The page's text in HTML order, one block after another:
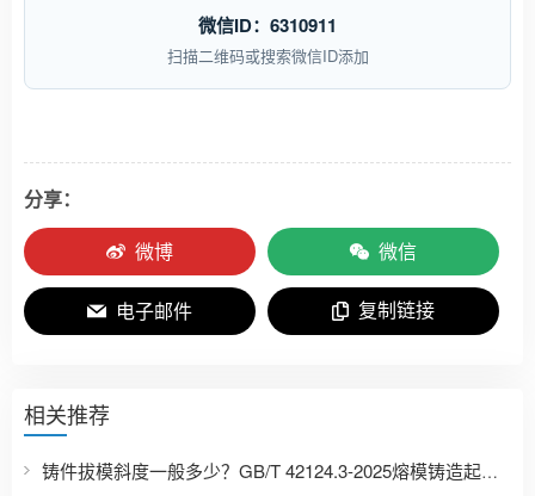
微信ID：6310911
扫描二维码或搜索微信ID添加
分享：
微博
微信
电子邮件 复制链接
相关推荐
铸件拔模斜度一般多少？GB/T 42124.3-2025熔模铸造起模斜度表